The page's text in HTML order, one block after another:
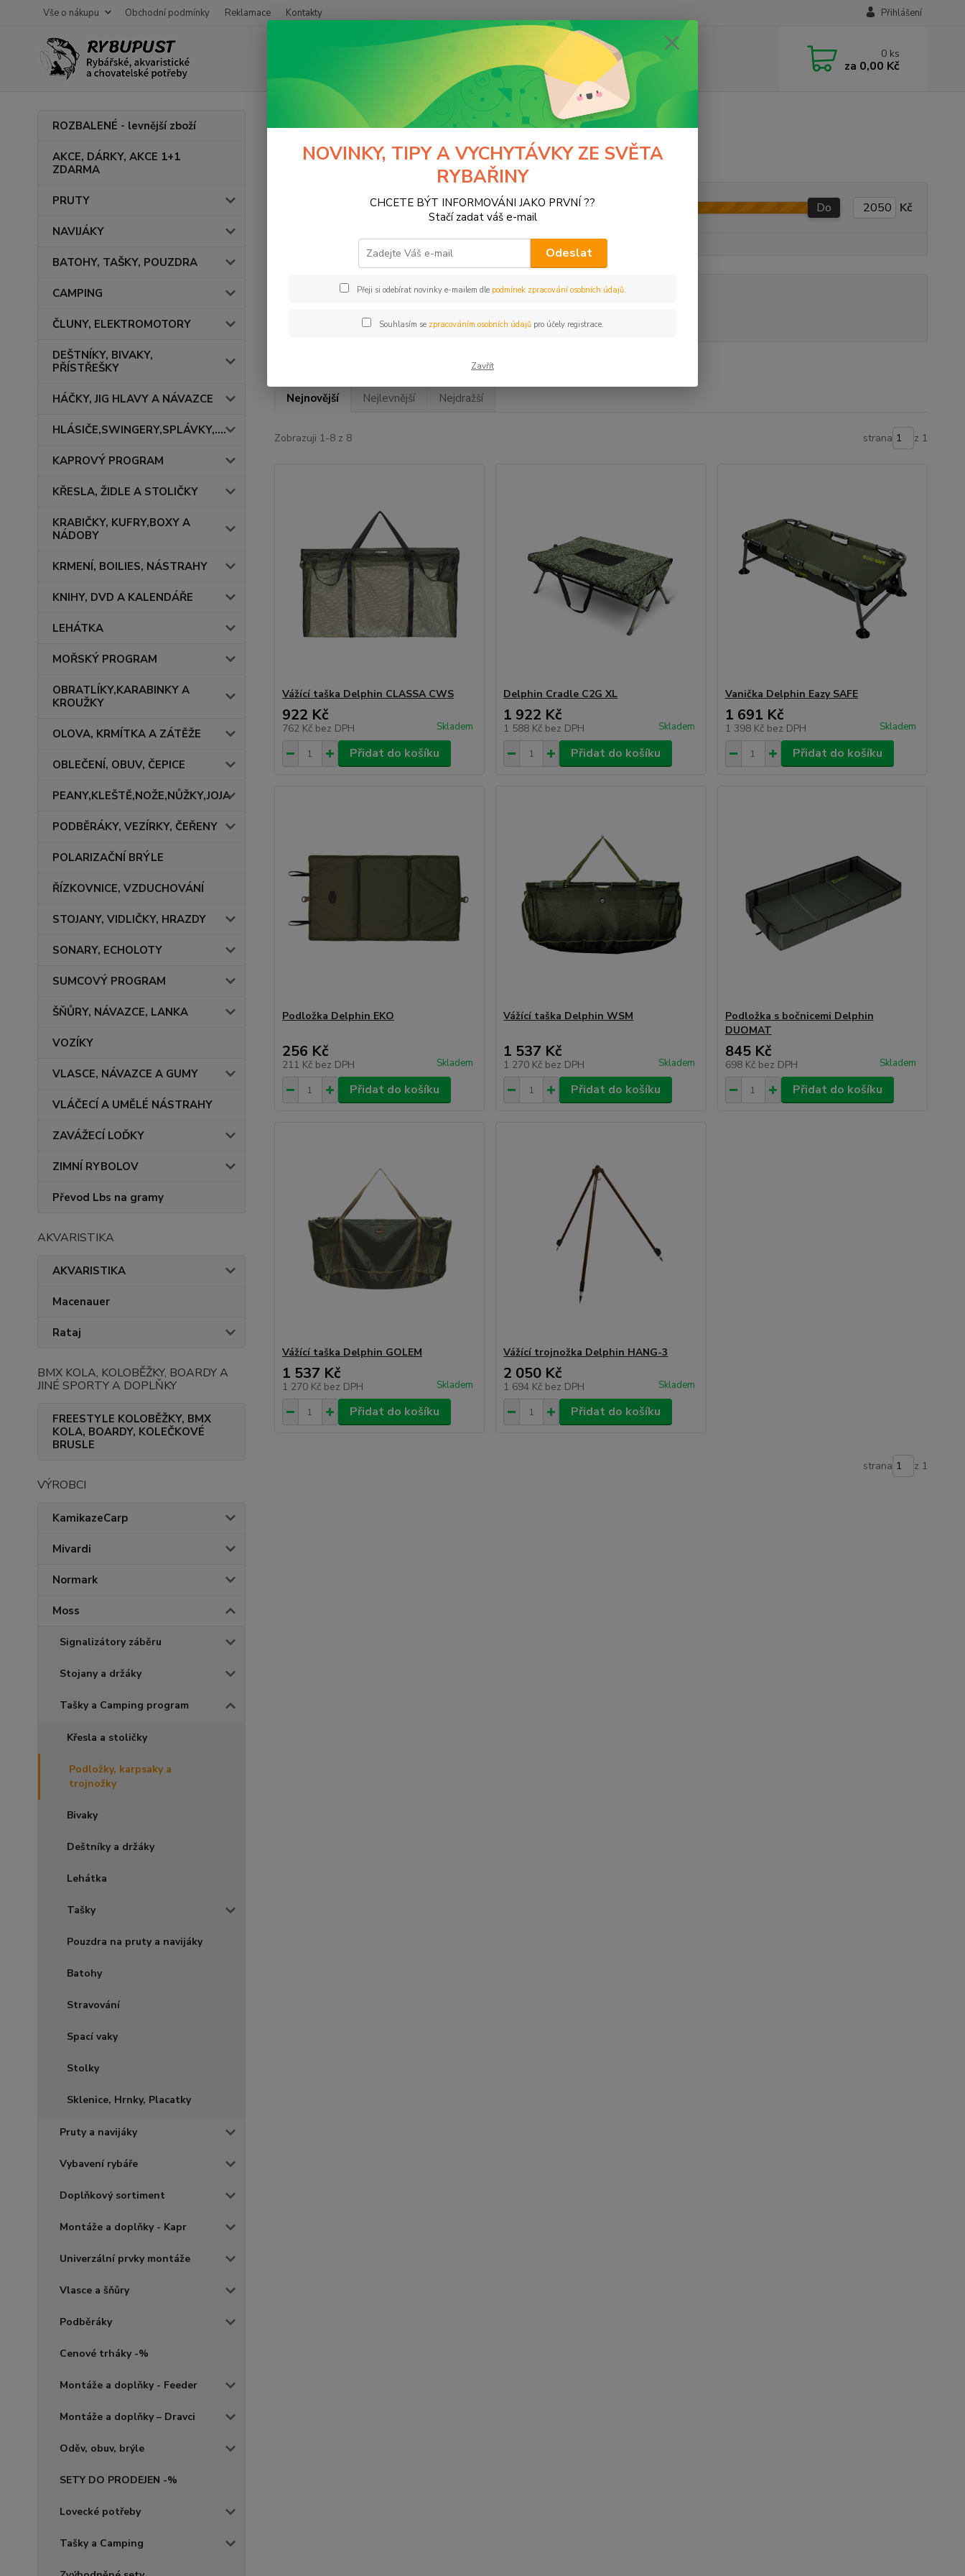
Vše o nákupu Obchodní podmínky Reklamace Kontakty Přihlášení
0 ks
za 0,00 Kč
ROZBALENÉ - levnější zboží
AKCE, DÁRKY, AKCE 1+1
ZDARMA
PRUTY
NAVIJÁKY
BATOHY, TAŠKY, POUZDRA
CAMPING
ČLUNY, ELEKTROMOTORY
DEŠTNÍKY, BIVAKY,
PŘÍSTŘEŠKY
HÁČKY, JIG HLAVY A NÁVAZCE
HLÁSIČE,SWINGERY,SPLÁVKY,....
KAPROVÝ PROGRAM
KŘESLA, ŽIDLE A STOLIČKY
KRABIČKY, KUFRY,BOXY A
NÁDOBY
KRMENÍ, BOILIES, NÁSTRAHY
KNIHY, DVD A KALENDÁŘE
LEHÁTKA
MOŘSKÝ PROGRAM
OBRATLÍKY,KARABINKY A
KROUŽKY
OLOVA, KRMÍTKA A ZÁTĚŽE
OBLEČENÍ, OBUV, ČEPICE
PEANY,KLEŠTĚ,NOŽE,NŮŽKY,JOJA
PODBĚRÁKY, VEZÍRKY, ČEŘENY
POLARIZAČNÍ BRÝLE
ŘÍZKOVNICE, VZDUCHOVÁNÍ
STOJANY, VIDLIČKY, HRAZDY
SONARY, ECHOLOTY
SUMCOVÝ PROGRAM
ŠŇŮRY, NÁVAZCE, LANKA
VOZÍKY
VLASCE, NÁVAZCE A GUMY
VLÁČECÍ A UMĚLÉ NÁSTRAHY
ZAVÁŽECÍ LOĎKY
ZIMNÍ RYBOLOV
Převod Lbs na gramy
AKVARISTIKA
AKVARISTIKA
Macenauer
Rataj
BMX KOLA, KOLOBĚŽKY, BOARDY A
JINÉ SPORTY A DOPLŇKY
FREESTYLE KOLOBĚŽKY, BMX
KOLA, BOARDY, KOLEČKOVÉ
BRUSLE
VÝROBCI
KamikazeCarp
Mivardi
Normark
Moss
Signalizátory záběru
Stojany a držáky
Tašky a Camping program
Křesla a stoličky
Podložky, karpsaky a
trojnožky
Bivaky
Deštníky a držáky
Lehátka
Tašky
Pouzdra na pruty a navijáky
Batohy
Stravování
Spací vaky
Stolky
Sklenice, Hrnky, Placatky
Pruty a navijáky
Vybavení rybáře
Doplňkový sortiment
Montáže a doplňky - Kapr
Univerzální prvky montáže
Vlasce a šňůry
Podběráky
Cenové trháky -%
Montáže a doplňky - Feeder
Montáže a doplňky – Dravci
Oděv, obuv, brýle
SETY DO PRODEJEN -%
Lovecké potřeby
Tašky a Camping
Tašky a Camping program Podložky, karpsaky a trojnožky
Podložky, karpsaky a trojnožky
Kč Od Do Kč
Nejnovější Nejlevnější Nejdražší
Zobrazuji 1-8 z 8 strana z 1
Vážící taška Delphin CLASSA CWS
922 Kč
762 Kč bez DPH Skladem
Přidat do košíku
Delphin Cradle C2G XL
1 922 Kč
1 588 Kč bez DPH Skladem
Přidat do košíku
Vanička Delphin Eazy SAFE
1 691 Kč
1 398 Kč bez DPH Skladem
Přidat do košíku
Podložka Delphin EKO
256 Kč
211 Kč bez DPH Skladem
Přidat do košíku
Vážící taška Delphin WSM
1 537 Kč
1 270 Kč bez DPH Skladem
Přidat do košíku
Podložka s bočnicemi Delphin
DUOMAT
845 Kč
698 Kč bez DPH Skladem
Přidat do košíku
Vážící taška Delphin GOLEM
1 537 Kč
1 270 Kč bez DPH Skladem
Přidat do košíku
Vážící trojnožka Delphin HANG-3
2 050 Kč
1 694 Kč bez DPH Skladem
Přidat do košíku
strana z 1
NOVINKY, TIPY A VYCHYTÁVKY ZE SVĚTA
RYBAŘINY
CHCETE BÝT INFORMOVÁNI JAKO PRVNÍ ??
Stačí zadat váš e-mail
Odeslat
Přeji si odebírat novinky e-mailem dle podmínek zpracování osobních údajů.
Souhlasím se zpracováním osobních údajůpro účely registrace.
Zavřít